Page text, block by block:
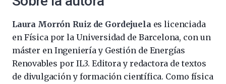
Laura Morrón Ruiz de Gordejuelaes licenciada
en Física por la Universidad de Barcelona, con un
máster en Ingeniería y Gestión de Energías
Renovables por IL3. Editora y redactora de textos
de divulgación y formación científica. Como física